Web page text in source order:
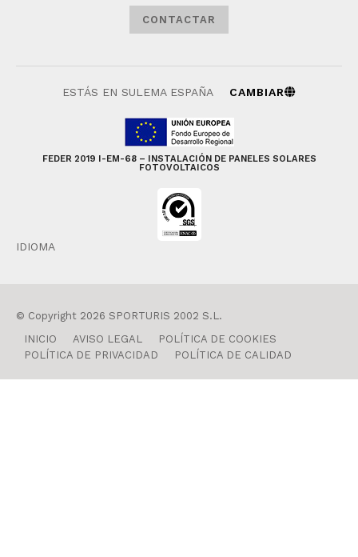
CONTACTAR
ESTÁS EN SULEMA ESPAÑA CAMBIAR
FEDER 2019 I-EM-68 – INSTALACIÓN DE PANELES SOLARES
FOTOVOLTAICOS
IDIOMA
© Copyright 2026 SPORTURIS 2002 S.L.
INICIO
AVISO LEGAL
POLÍTICA DE COOKIES
POLÍTICA DE PRIVACIDAD
POLÍTICA DE CALIDAD